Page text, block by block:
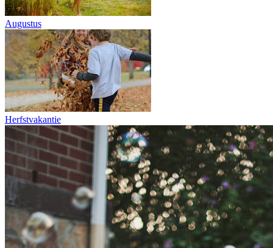
Augustus
Herfstvakantie